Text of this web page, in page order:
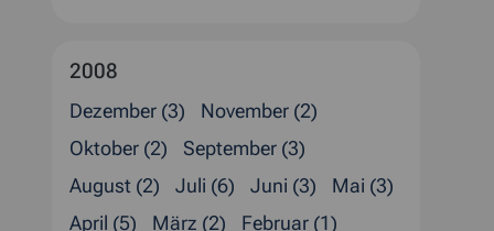
2008
Dezember (3)
November (2)
Oktober (2)
September (3)
August (2)
Juli (6) Juni (3)
Mai (3)
April (5)
März (2)
Februar (1)